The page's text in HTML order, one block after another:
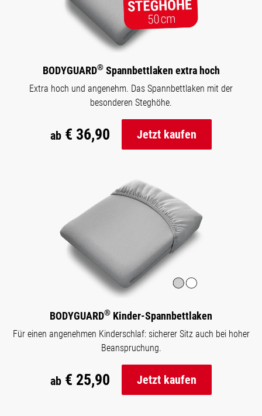
BODYGUARD®Spannbettlaken extra hoch
Extra hoch und angenehm. Das Spannbettlaken mit der
besonderen Steghöhe.
ab € 36,90 Jetzt kaufen
BODYGUARD® Kinder-Spannbettlaken
Für einen angenehmen Kinderschlaf: sicherer Sitz auch bei hoher
Beanspruchung.
ab € 25,90 Jetzt kaufen